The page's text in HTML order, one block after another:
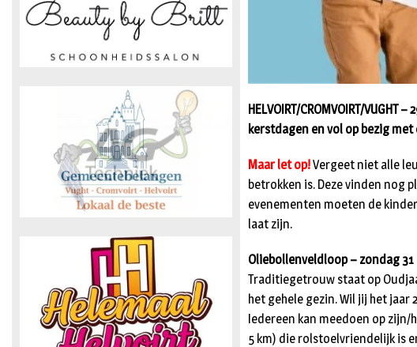
HELVOIRT/CROMVOIRT/
kerstdagen en vol op bezig
Maar let op!Vergeet niet alle
betrokken is. Deze vinden nog
evenementen moeten de
laat zijn.
Oliebollenveldloop – zondag
Traditiegetrouw staat op
het gehele gezin. Wil jij het
Iedereen kan meedoen op zijn/
5 km) die rolstoelvriendelijk is